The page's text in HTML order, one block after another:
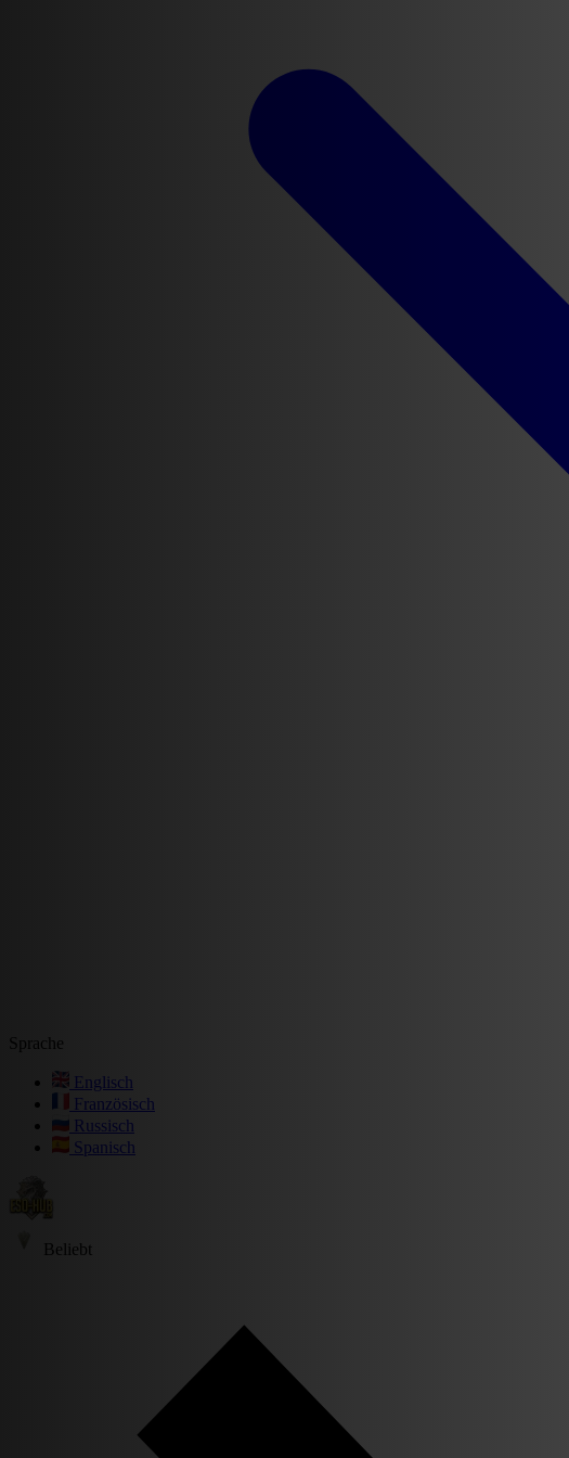
Sprache
Englisch
Französisch
Russisch
Spanisch
Beliebt